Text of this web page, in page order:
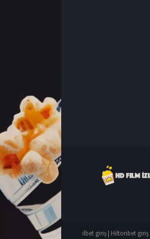
ilbet giriş | Hiltonbet giriş